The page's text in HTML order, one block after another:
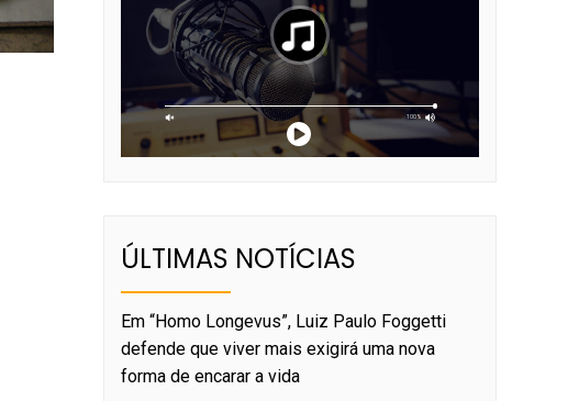
ÚLTIMAS NOTÍCIAS
Em “Homo Longevus”, Luiz Paulo Foggetti
defende que viver mais exigirá uma nova
forma de encarar a vida